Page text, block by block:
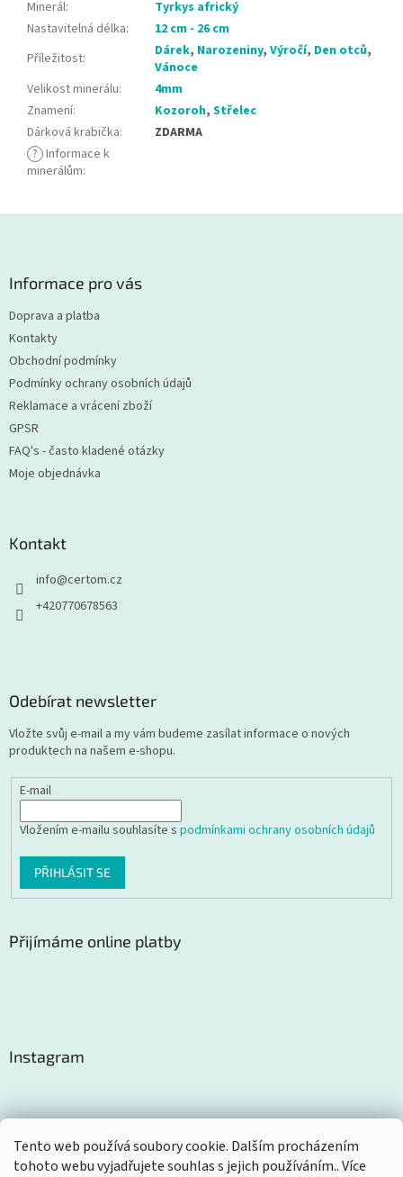
Tento web používá soubory cookie. Dalším procházením
tohoto webu vyjadřujete souhlas s jejich používáním.. Více
Minerál:
Tyrkys africký
Nastavitelná délka:
12 cm - 26 cm
Příležitost: Dárek, Narozeniny, Výročí, Den otců,
Vánoce
Velikost minerálu:
4mm
Znamení: Kozoroh, Střelec
Dárková krabička:
ZDARMA
? Informace k
minerálům:
Informace pro vás
Doprava a platba
Kontakty
Obchodní podmínky
Podmínky ochrany osobních údajů
Reklamace a vrácení zboží
GPSR
FAQ's - často kladené otázky
Moje objednávka
Kontakt
info@certom.cz
+420770678563
Odebírat newsletter
Vložte svůj e-mail a my vám budeme zasílat informace o nových
produktech na našem e-shopu.
E-mail
Vložením e-mailu souhlasíte s podmínkami ochrany osobních údajů
PŘIHLÁSIT SE
Přijímáme online platby
Instagram